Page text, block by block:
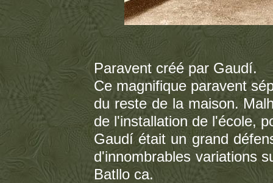
Paravent créé par Gaudí.
Ce magnifique paravent
du reste de la maison.
de l'installation de l'école,
Gaudí était un grand
d'innombrables variations
Batllo ca.